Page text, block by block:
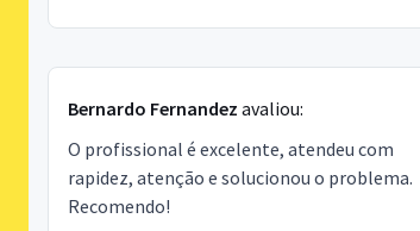
Bernardo Fernandez avaliou:
O profissional é excelente, atendeu com
rapidez, atenção e solucionou o problema.
Recomendo!